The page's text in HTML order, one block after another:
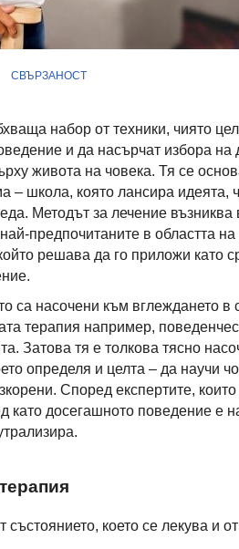
СВЪРЗАНОСТ
набор от техники, чиято
и да насърчат избора на
живота на човека. Тя се
– школа, която лансира идеята,
Методът за лечение възниква
предпочитаните в областта на
решава да го приложи като
са насочени към вглеждането в
терапия например,
Затова тя е толкова тясно
определя и целта – да научи
Според експертите, които
като досегашното поведение е
което се лекува и